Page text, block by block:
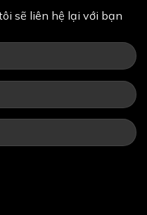
sẽ liên hệ lại với bạn